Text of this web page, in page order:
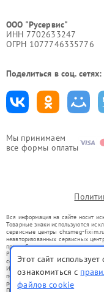
Мы принимаем
все формы оплаты
ООО "Русервис"
ИНН 7702633247
ОГРН 1077746335776
Поделиться в соц. сетях:
Вся информация на сайте носит
Товарные знаки используются
сервисные центры chr.smeg-
неавторизованных сервисных
правообладателями товарных
Ремонт осуществляется для
со статьей 1487 ГК РФ.
Использование товарных знаков
потребителей в заблуждение, а
ремонту техники указанных брендов.
Представленная на сайте
Этот сайт
ознакомиться с
файлов cookie